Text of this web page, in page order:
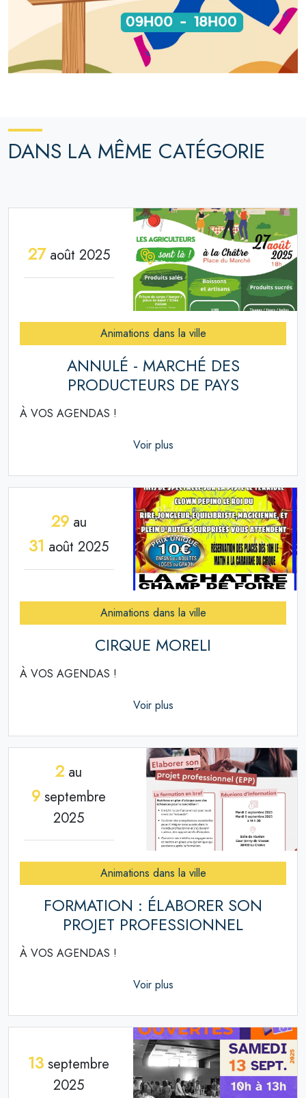
DANS LA MÊME CATÉGORIE
27août 2025
Animations dans la ville
ANNULÉ - MARCHÉ DES
PRODUCTEURS DE PAYS
À VOS AGENDAS !
Voir plus
29au
31 août 2025
Animations dans la ville
CIRQUE MORELI
À VOS AGENDAS !
Voir plus
2 au
9 septembre
2025
Animations dans la ville
FORMATION : ÉLABORER SON
PROJET PROFESSIONNEL
À VOS AGENDAS !
Voir plus
13 septembre
2025